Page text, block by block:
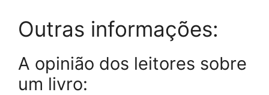
Outras informações:
A opinião dos leitores sobre
um livro: